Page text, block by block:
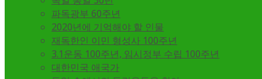
파독광부 60주년
2020년에 기억해야 할 인물
재독한인 이민 형성사 100주년
3.1운동 100주년, 임시정부 수립 100주년
대한민국 애국가